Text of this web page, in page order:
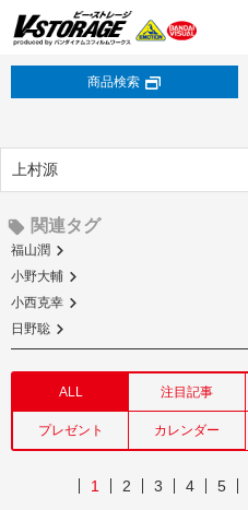
商品検索
上村源
関連タグ
福山潤
小野大輔
小西克幸
日野聡
ALL 注目記事
プレゼント カレンダー
1 2 3 4 5